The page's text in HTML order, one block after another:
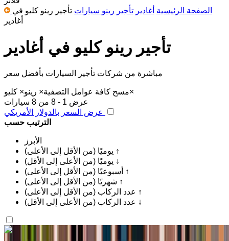
الصفحة الرئيسية أغادير تأجير رينو سيارات تأجير رينو كليو في
أغادير
تأجير رينو كليو في أغادير
مباشرة من شركات تأجير السيارات بأفضل سعر
مسح كافة عوامل التصفية× رينو× كليو
×
عرض 1 - 8 من 8 سيارات
الترتيب حسب
الأبرز
يوميًا (من الأقل إلى الأعلى) ↑
يوميًا (من الأعلى إلى الأقل) ↓
أسبوعيًا (من الأقل إلى الأعلى) ↑
شهريًا (من الأقل إلى الأعلى) ↑
عدد الركاب (من الأقل إلى الأعلى) ↑
عدد الركاب (من الأعلى إلى الأقل) ↓